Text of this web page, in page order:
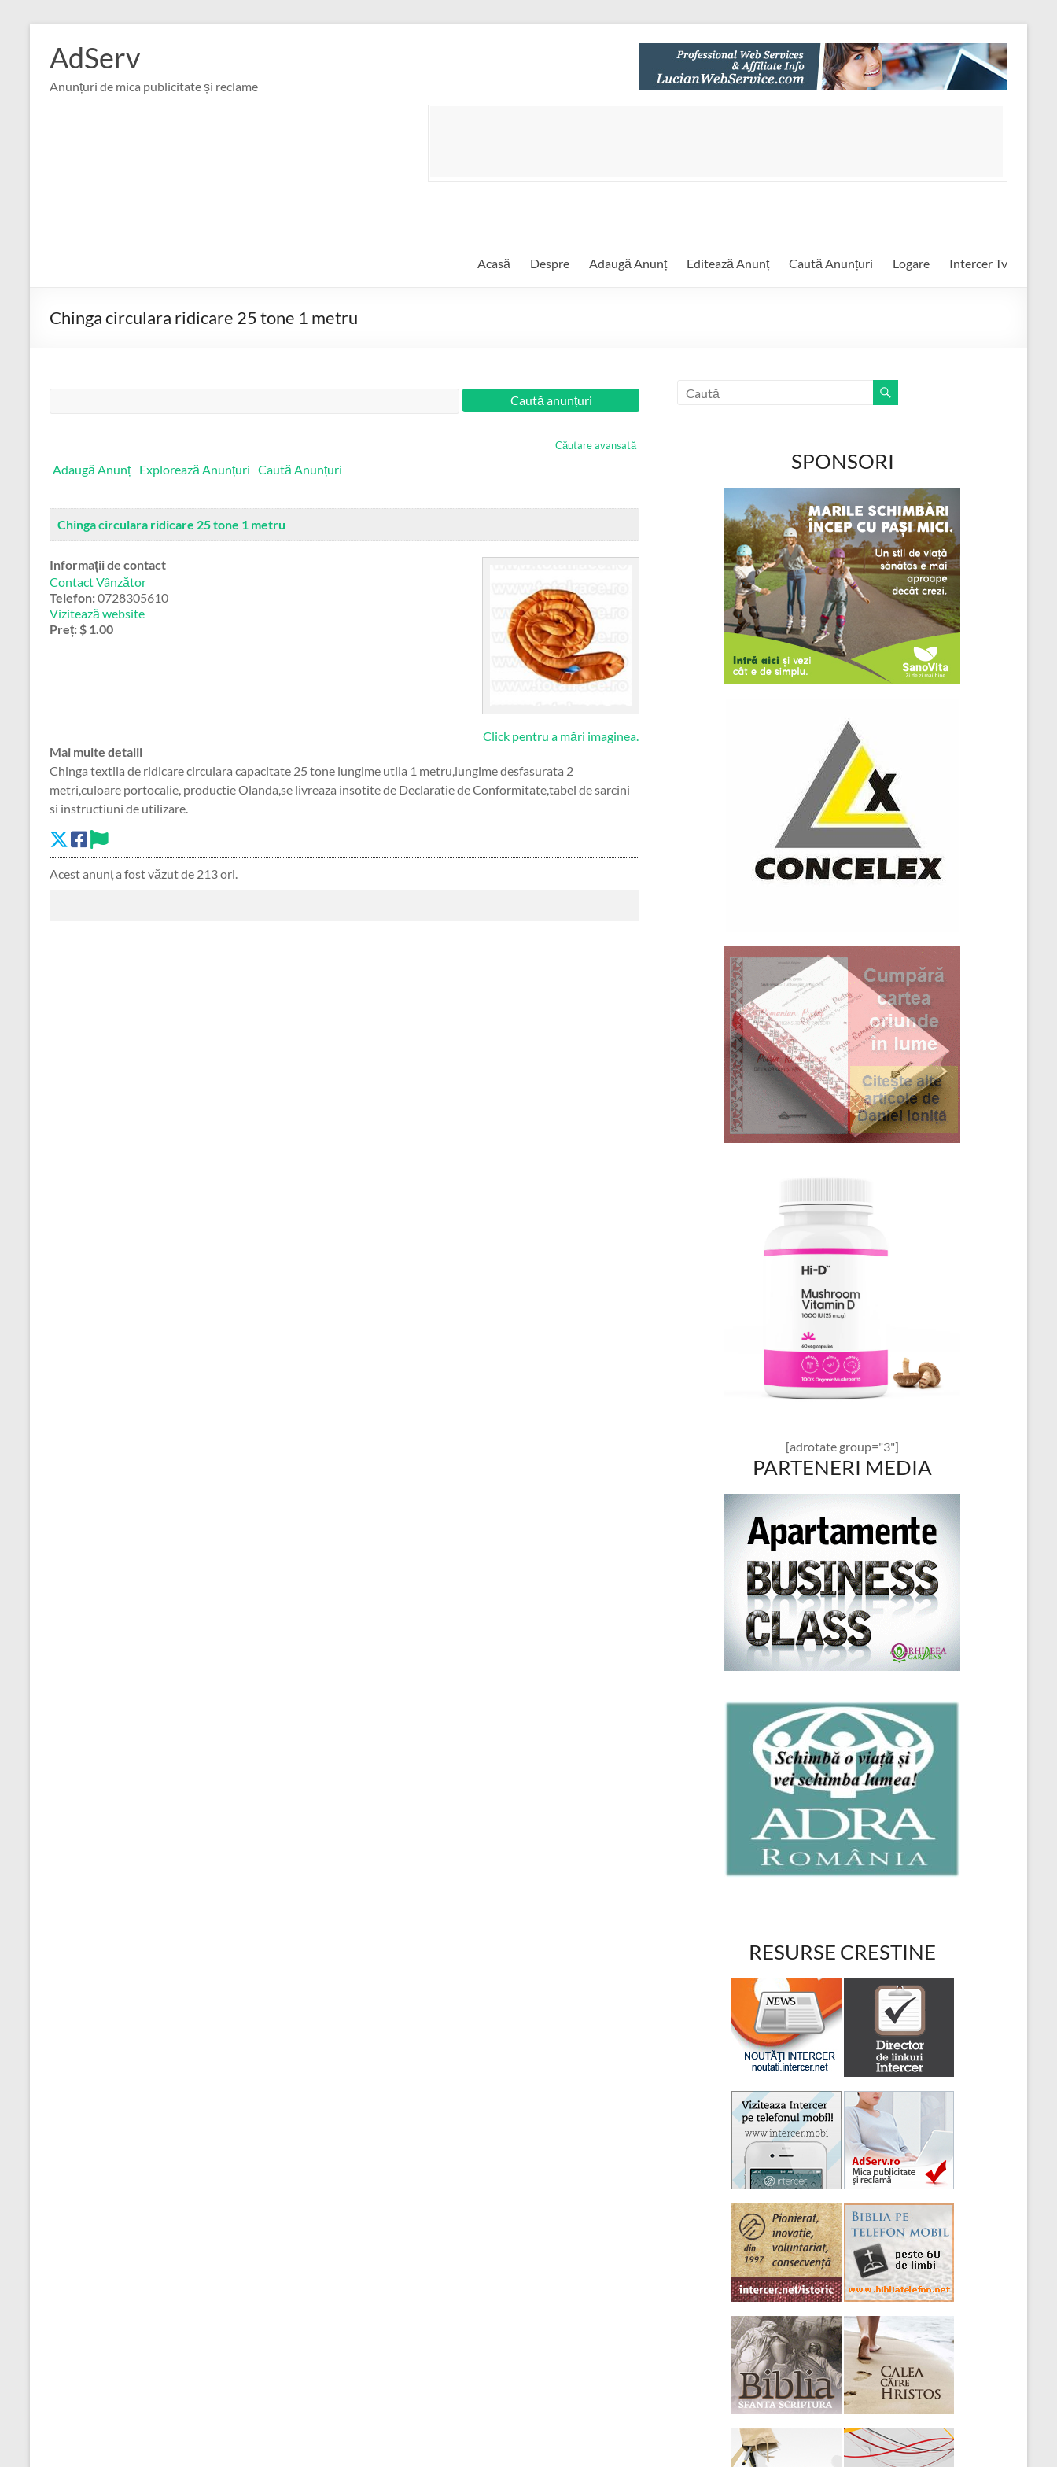
content
AdServ
Anunțuri de mica publicitate și reclame
Acasă Despre Adaugă Anunț Editează Anunț Caută Anunțuri Logare Intercer Tv
Chinga circulara ridicare 25 tone 1 metru
Căutare avansată
Adaugă Anunț Explorează Anunțuri Caută Anunțuri
Chinga circulara ridicare 25 tone 1 metru
Click pentru a mări imaginea.
Informații de contact
Contact Vânzător
Telefon:0728305610
Vizitează website
Preț:$ 1.00
Mai multe detalii
Chinga textila de ridicare circulara capacitate 25 tone lungime utila 1 metru,lungime desfasurata 2
metri,culoare portocalie, productie Olanda,se livreaza insotite de Declaratie de Conformitate,tabel de sarcini
si instructiuni de utilizare.
Acest anunț a fost văzut de 213 ori.
SPONSORI
[adrotate group="3"]
PARTENERI MEDIA
RESURSE CRESTINE